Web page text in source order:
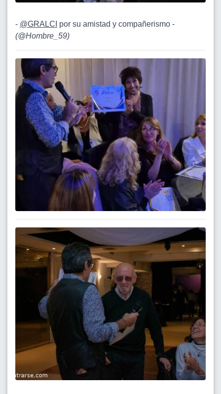
- @GRALCI por su amistad y compañerismo -
(@Hombre_59)